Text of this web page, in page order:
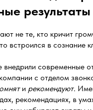
результаты
не те, кто кричит
встроился в сознание
внедрили современные
с отделом
и рекомендуют.
рекомендациях, в